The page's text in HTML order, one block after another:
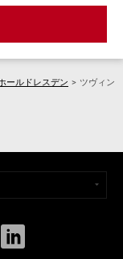
ールドレスデン > ツヴィン